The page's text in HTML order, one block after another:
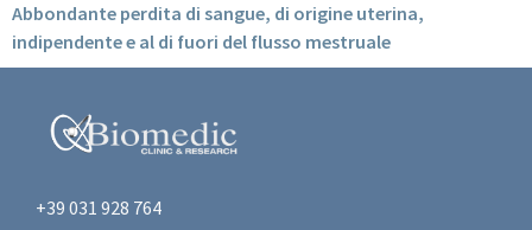
Abbondante perdita di sangue, di origine uterina,
indipendente e al di fuori del flusso mestruale
+39 031 928 764